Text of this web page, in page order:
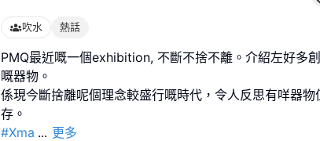
吹水 熱話
PMQ最近嘅一個exhibition, 不斷不捨不離。介紹左好多
嘅器物。
係現今斷捨離呢個理念較盛行嘅時代，令人反思有咩器物
#Xma ... 更多